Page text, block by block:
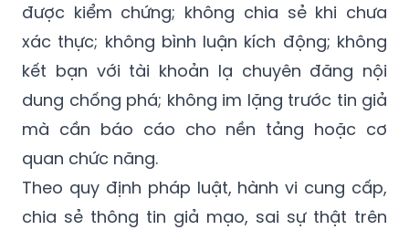
được kiểm chứng; không chia sẻ khi chưa
xác thực; không bình luận kích động; không
kết bạn với tài khoản lạ chuyên đăng nội
dung chống phá; không im lặng trước tin giả
mà cần báo cáo cho nền tảng hoặc cơ
quan chức năng.
Theo quy định pháp luật, hành vi cung cấp,
chia sẻ thông tin giả mạo, sai sự thật trên